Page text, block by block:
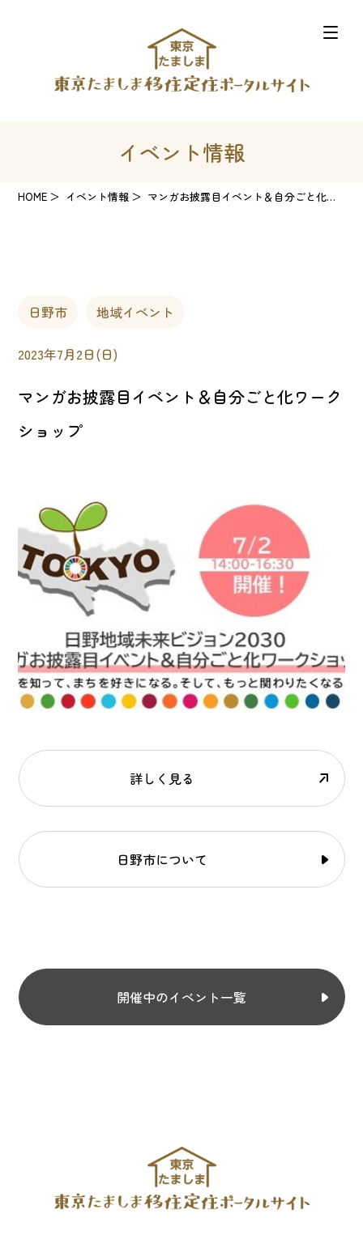
イベント情報
HOME イベント情報 マンガお披露目イベント＆自分ごと化ワークショップ
日野市 地域イベント
2023年7月2日(日)
マンガお披露目イベント＆自分ごと化ワーク
ショップ
詳しく見る
日野市について
開催中のイベント一覧